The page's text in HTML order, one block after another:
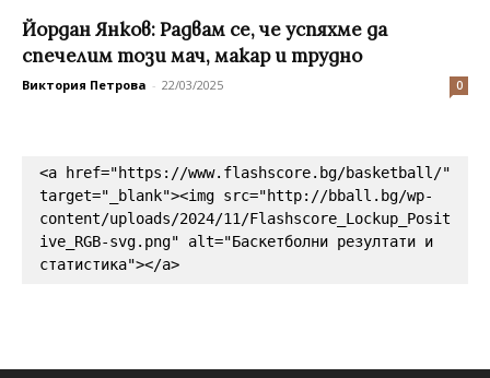
Йордан Янков: Радвам се, че успяхме да
спечелим този мач, макар и трудно
Виктория Петрова - 22/03/2025 0
<a href="https://www.flashscore.bg/basketball/"
target="_blank"><img src="http://bball.bg/wp-
content/uploads/2024/11/Flashscore_Lockup_Posit
ive_RGB-svg.png" alt="Баскетболни резултати и
статистика"></a>